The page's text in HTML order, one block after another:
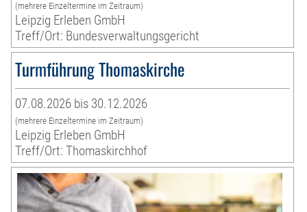
(mehrere Einzeltermine im Zeitraum)
Leipzig Erleben GmbH
Treff/Ort: Bundesverwaltungsgericht
Turmführung Thomaskirche
07.08.2026 bis 30.12.2026
(mehrere Einzeltermine im Zeitraum)
Leipzig Erleben GmbH
Treff/Ort: Thomaskirchhof